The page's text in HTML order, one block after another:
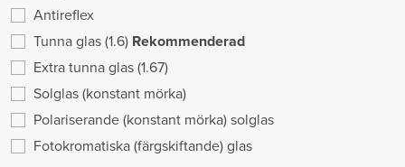
Antireflex
Tunna glas (1.6) Rekommenderad
Extra tunna glas (1.67)
Solglas (konstant mörka)
Polariserande (konstant mörka) solglas
Fotokromatiska (färgskiftande) glas